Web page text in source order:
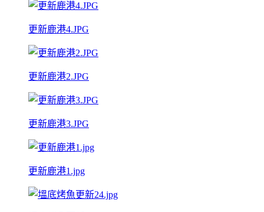
更新鹿港4.JPG
更新鹿港2.JPG
更新鹿港3.JPG
更新鹿港1.jpg